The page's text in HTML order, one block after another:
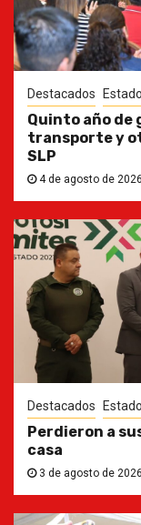
Destacados Estado
Quinto año de
transporte y
SLP
4 de agosto de 2026
Destacados Estado
Perdieron a
casa
3 de agosto de 2026